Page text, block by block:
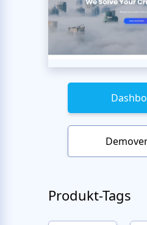
Produkt-Tags